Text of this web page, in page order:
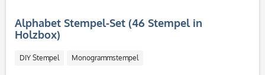
Alphabet Stempel-Set (46 Stempel in
Holzbox)
DIY Stempel Monogrammstempel